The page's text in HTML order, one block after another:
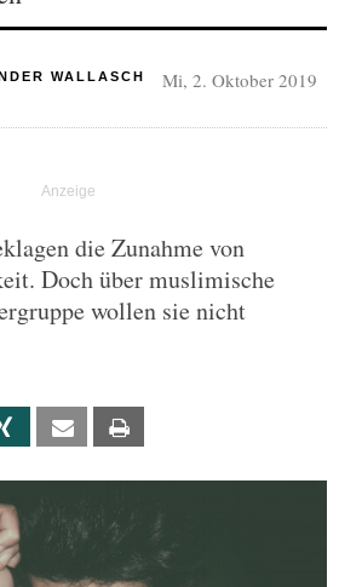
WALLASCH Mi, 2. Oktober 2019
die Zunahme von
Doch über muslimische
wollen sie nicht
Xing Email